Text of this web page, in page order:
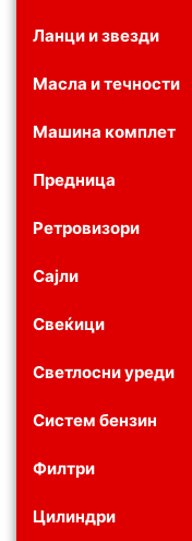
Ланци и звезди
Масла и течности
Машина комплет
Предница
Ретровизори
Сајли
Свеќици
Светлосни уреди
Систем бензин
Филтри
Цилиндри